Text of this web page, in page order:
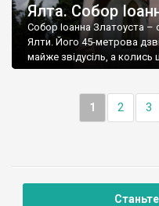
Ялта. Собор
Собор Іоанна Златоуста –
Ялти. Його 45-метрова
майже звідусіль, а колись
1 2 3